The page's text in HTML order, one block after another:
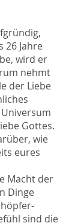
26 Jahre
wird er
nehmt
der Liebe
Gottes.
wie
eures
Macht der
Dinge
sind die